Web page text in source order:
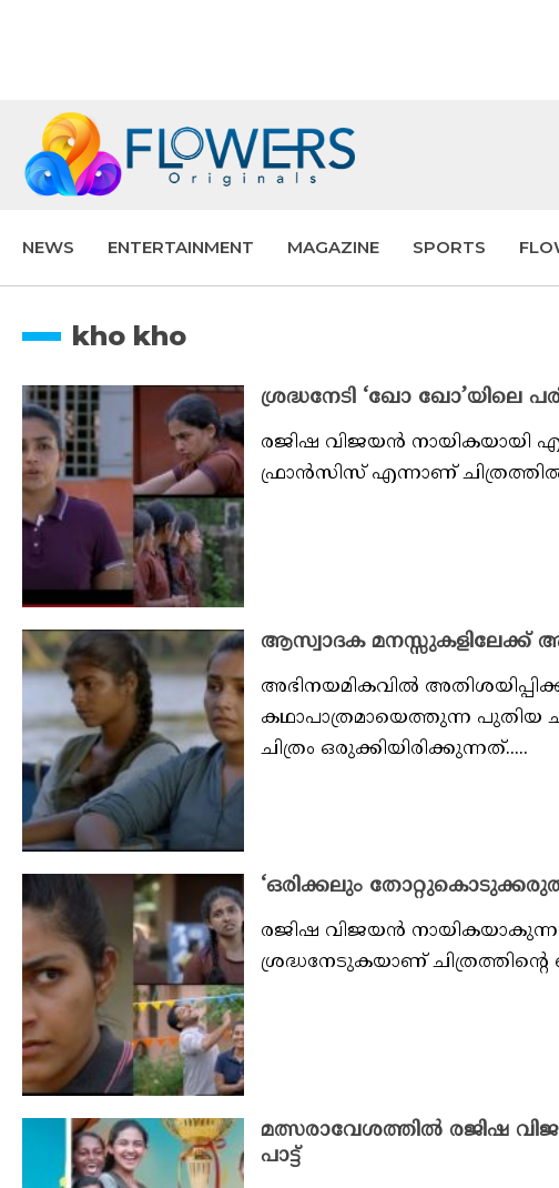
NEWS ENTERTAINMENT MAGAZINE SPORTS
kho kho
ശ്രദ്ധനേടി ‘ഖോ ഖോ’യിലെ
രജിഷ വിജയൻ നായികയായി
ഫ്രാന്‍സിസ് എന്നാണ്
ആസ്വാദക മനസ്സുകളിലേക്ക്
അഭിനയമികവില്‍
കഥാപാത്രമായെത്തുന്ന
ചിത്രം ഒരുക്കിയിരിക്കുന്നത്.....
‘ഒരിക്കലും
രജിഷ വിജയൻ
ശ്രദ്ധനേടുകയാണ്
മത്സരാവേശത്തില്‍ രജിഷ
പാട്ട്